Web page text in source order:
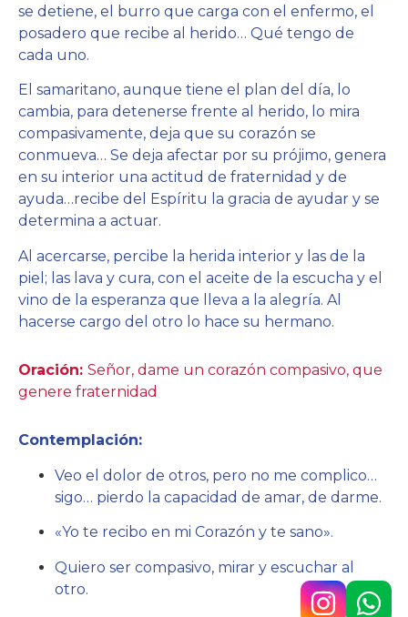
se detiene, el burro que carga con el enfermo, el
posadero que recibe al herido… Qué tengo de
cada uno.
El samaritano, aunque tiene el plan del día, lo
cambia, para detenerse frente al herido, lo mira
compasivamente, deja que su corazón se
conmueva… Se deja afectar por su prójimo, genera
en su interior una actitud de fraternidad y de
ayuda…recibe del Espíritu la gracia de ayudar y se
determina a actuar.
Al acercarse, percibe la herida interior y las de la
piel; las lava y cura, con el aceite de la escucha y el
vino de la esperanza que lleva a la alegría. Al
hacerse cargo del otro lo hace su hermano.
Oración: Señor, dame un corazón compasivo, que
genere fraternidad
Contemplación:
Veo el dolor de otros, pero no me complico…
sigo… pierdo la capacidad de amar, de darme.
«Yo te recibo en mi Corazón y te sano».
Quiero ser compasivo, mirar y escuchar al
otro.